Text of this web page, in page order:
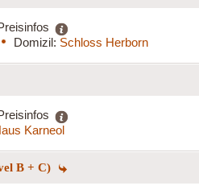
Domizil: Schloss Herborn
Karneol
B + C)